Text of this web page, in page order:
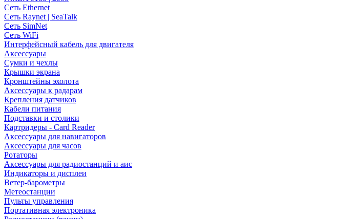
Сеть Ethernet
Сеть Raynet | SeaTalk
Сеть SimNet
Сеть WiFi
Интерфейсный кабель для двигателя
Аксессуары
Сумки и чехлы
Крышки экрана
Кронштейны эхолота
Аксессуары к радарам
Крепления датчиков
Кабели питания
Подставки и столики
Картридеры - Card Reader
Аксессуары для навигаторов
Аксессуары для часов
Ротаторы
Аксессуары для радиостанций и аис
Индикаторы и дисплеи
Ветер-барометры
Метеостанции
Пульты управления
Портативная электроника